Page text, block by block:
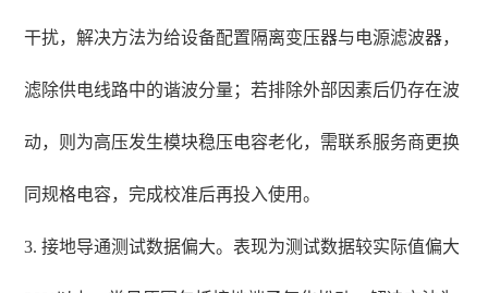
干扰，解决方法为给设备配置隔离变压器与电源滤波器，
滤除供电线路中的谐波分量；若排除外部因素后仍存在波
动，则为高压发生模块稳压电容老化，需联系服务商更换
同规格电容，完成校准后再投入使用。
3. 接地导通测试数据偏大。表现为测试数据较实际值偏大